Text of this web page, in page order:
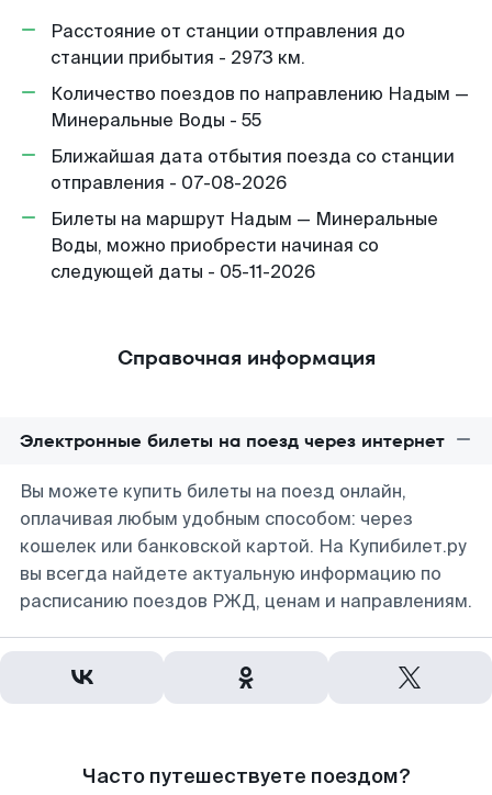
Расстояние от станции отправления до
станции прибытия - 2973 км.
Количество поездов по направлению Надым —
Минеральные Воды - 55
Ближайшая дата отбытия поезда со станции
отправления - 07-08-2026
Билеты на маршрут Надым — Минеральные
Воды, можно приобрести начиная со
следующей даты - 05-11-2026
Справочная информация
Электронные билеты на поезд через интернет
Вы можете купить билеты на поезд онлайн,
оплачивая любым удобным способом: через
кошелек или банковской картой. На Купибилет.ру
вы всегда найдете актуальную информацию по
расписанию поездов РЖД, ценам и направлениям.
Часто путешествуете поездом?